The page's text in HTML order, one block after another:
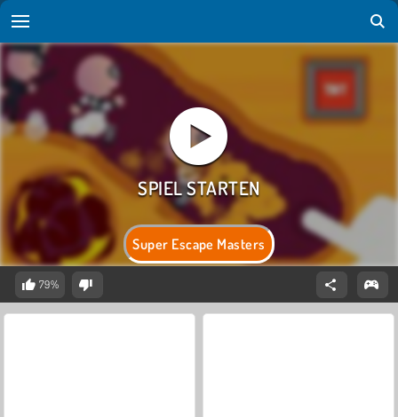
Super Escape Masters
79%